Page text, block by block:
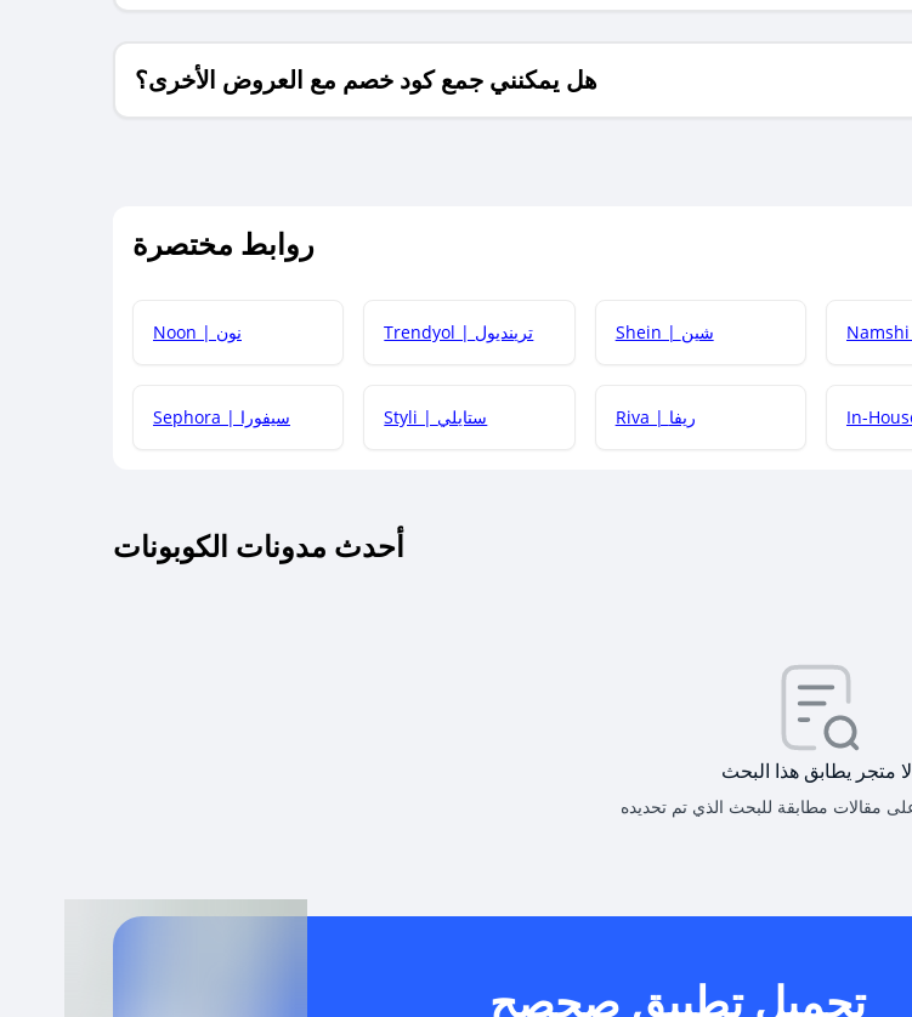
هل يمكنني جمع كود خصم مع العروض الأخرى؟
روابط مختصرة
Noon | نون Trendyol | ترينديول Shein | شين
Sephora | سيفورا Styli | ستايلي Riva | ريفا
أحدث مدونات الكوبونات
لا متجر يطابق هذا البحث
تحميل تطبيق صحصح